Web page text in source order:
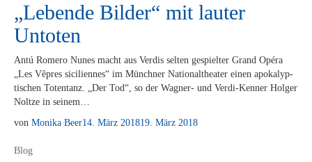
„Lebende Bilder“ mit lauter
Untoten
Antú Rome­ro Nunes macht aus Ver­dis sel­ten ge­spiel­ter Grand Opé­ra
„Les Vê­pres si­ci­li­en­nes“ im Münch­ner Na­tio­nal­thea­ter ei­nen apo­ka­lyp­
ti­schen To­ten­tanz. „Der Tod“, so der Wa­g­­ner- und Ver­­­di-Ken­­ner Hol­ger
Nolt­ze in seinem…
von Monika Beer14. März 201819. März 2018
Blog